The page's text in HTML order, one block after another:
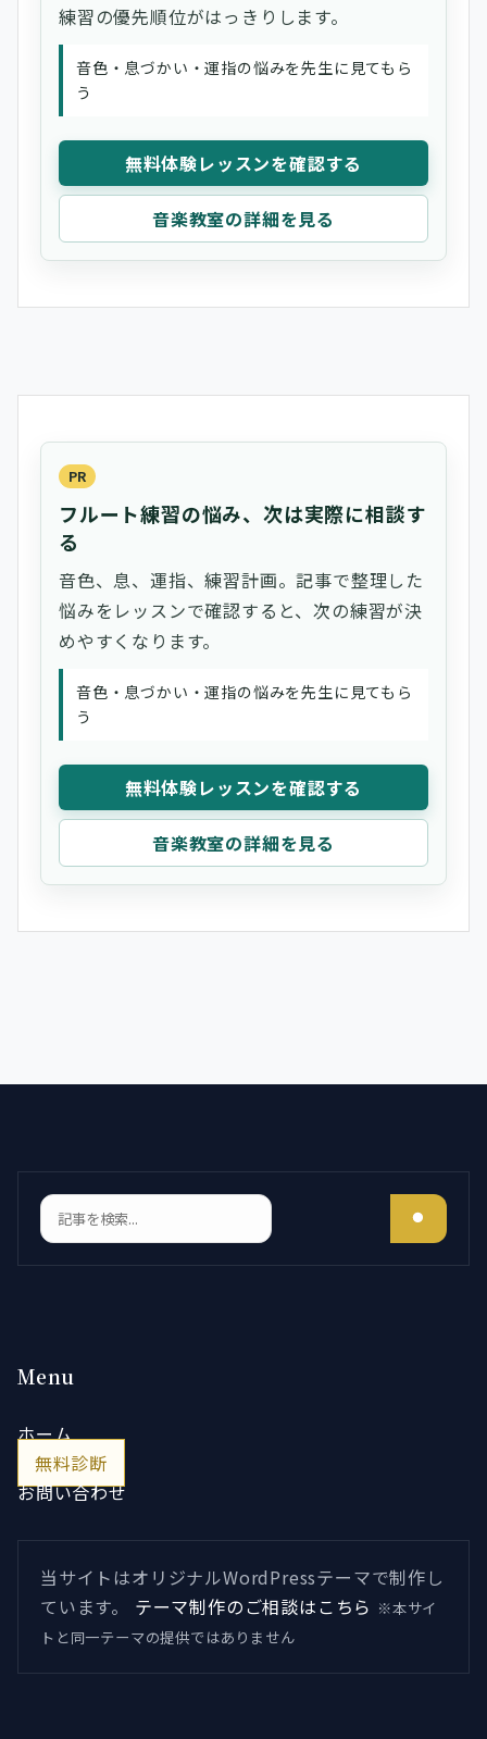
練習の優先順位がはっきりします。
音色・息づかい・運指の悩みを先生に見てもら
う
無料体験レッスンを確認する
音楽教室の詳細を見る
PR
フルート練習の悩み、次は実際に相談す
る
音色、息、運指、練習計画。記事で整理した
悩みをレッスンで確認すると、次の練習が決
めやすくなります。
音色・息づかい・運指の悩みを先生に見てもら
う
無料体験レッスンを確認する
音楽教室の詳細を見る
検索
Menu
ホーム
無料診断
お問い合わせ
当サイトはオリジナルWordPressテーマで制作し
ています。
テーマ制作のご相談はこちら ※本サイ
トと同一テーマの提供ではありません